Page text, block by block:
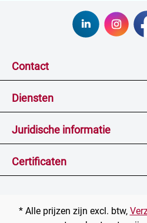
Contact
Diensten
Juridische informatie
Certificaten
* Alle prijzen zijn excl. btw,